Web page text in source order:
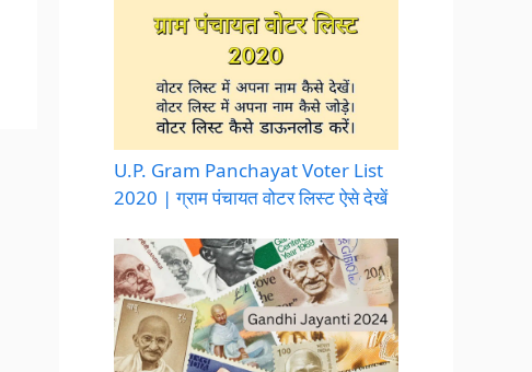
U.P. Gram Panchayat Voter List
2020 | ग्राम पंचायत वोटर लिस्ट ऐसे देखें